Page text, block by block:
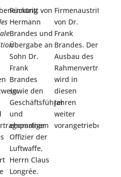
Rücktritt von
Hermann
Brandes und
Übergabe an
Sohn Dr.
Frank
Brandes
sowie den
Geschäftsführer
und
ehemaligen
Offizier der
Luftwaffe,
Herrn Claus
Longrée.
Firmenaustritt
von Dr.
Frank
Brandes. Der
Ausbau des
wird in
diesen
Jahren
weiter
vorangetrieben.